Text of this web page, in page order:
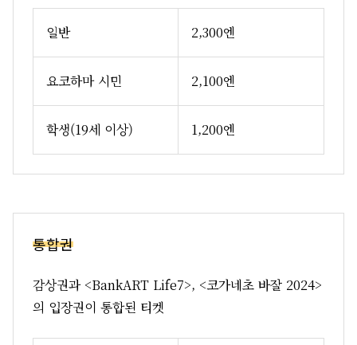
일반 2,300엔
요코하마 시민 2,100엔
학생(19세 이상) 1,200엔
통합권
감상권과 <BankART Life7>, <코가네초 바잘 2024>
의 입장권이 통합된 티켓